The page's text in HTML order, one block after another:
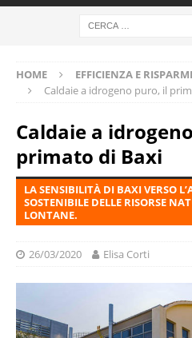
HOME EFFICIENZA E
Caldaie a idrogeno puro, il
Caldaie a
primato di Baxi
LA SENSIBILITÀ DI BAXI VERSO
SOSTENIBILE DELLE RISORSE
LONTANE.
26/03/2020 Elisa Corti